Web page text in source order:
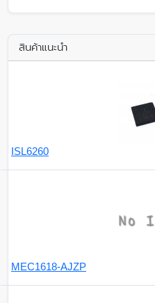
สินค้าแนะนำ
ISL6260
MEC1618-AJZP